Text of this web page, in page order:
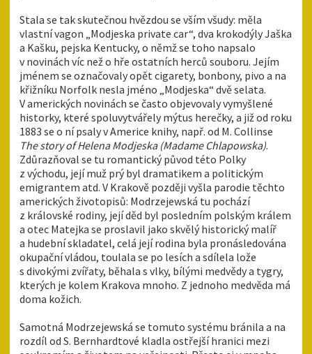
Stala se tak skutečnou hvězdou se vším všudy: měla
vlastní vagon „Modjeska private car“, dva krokodýly Jaška
a Kašku, pejska Kentucky, o němž se toho napsalo
v novinách víc než o hře ostatních herců souboru. Jejím
jménem se označovaly opět cigarety, bonbony, pivo a na
křižníku Norfolk nesla jméno „Modjeska“ dvě selata.
V amerických novinách se často objevovaly vymyšlené
historky, které spoluvytvářely mýtus herečky, a již od roku
1883 se o ní psaly v Americe knihy, např. od M. Collinse
The story of Helena Modjeska (Madame Chlapowska).
Zdůrazňoval se tu romantický původ této Polky
z východu, její muž prý byl dramatikem a politickým
emigrantem atd. V Krakově později vyšla parodie těchto
amerických životopisů: Modrzejewská tu pochází
z královské rodiny, její děd byl posledním polským králem
a otec Matejka se proslavil jako skvělý historický malíř
a hudební skladatel, celá její rodina byla pronásledována
okupační vládou, toulala se po lesích a sdílela lože
s divokými zvířaty, běhala s vlky, bílými medvědy a tygry,
kterých je kolem Krakova mnoho. Z jednoho medvěda má
doma kožich.
Samotná Modrzejewská se tomuto systému bránila a na
rozdíl od S. Bernhardtové kladla ostřejší hranici mezi